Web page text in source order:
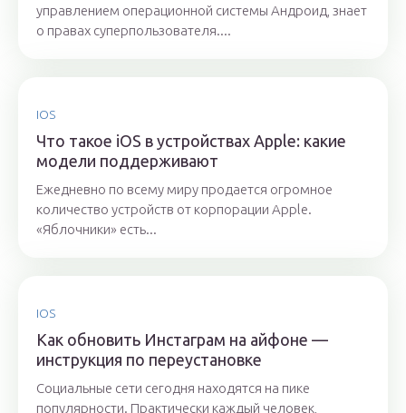
управлением операционной системы Андроид, знает
о правах суперпользователя....
IOS
Что такое iOS в устройствах Apple: какие
модели поддерживают
Ежедневно по всему миру продается огромное
количество устройств от корпорации Apple.
«Яблочники» есть...
IOS
Как обновить Инстаграм на айфоне —
инструкция по переустановке
Социальные сети сегодня находятся на пике
популярности. Практически каждый человек,